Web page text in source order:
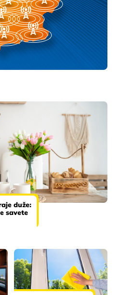
duže:
savete